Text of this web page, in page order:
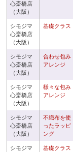
心斎橋店
（大阪）
シモジマ
心斎橋店
（大阪）
基礎クラス
シモジマ
心斎橋店
（大阪）
合わせ包み
アレンジ
シモジマ
心斎橋店
（大阪）
様々な包み
アレンジ
シモジマ
心斎橋店
（大阪）
不織布を使
ったラッピ
ング
シモジマ
基礎クラス